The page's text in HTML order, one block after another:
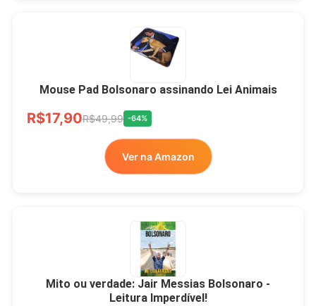
Mouse Pad Bolsonaro assinando Lei Animais
R$17,90R$49,99 -64%
Ver na Amazon
Mito ou verdade: Jair Messias Bolsonaro -
Leitura Imperdível!